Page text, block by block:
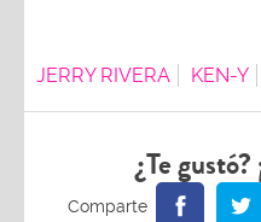
JERRY RIVERA KEN-Y
¿Te